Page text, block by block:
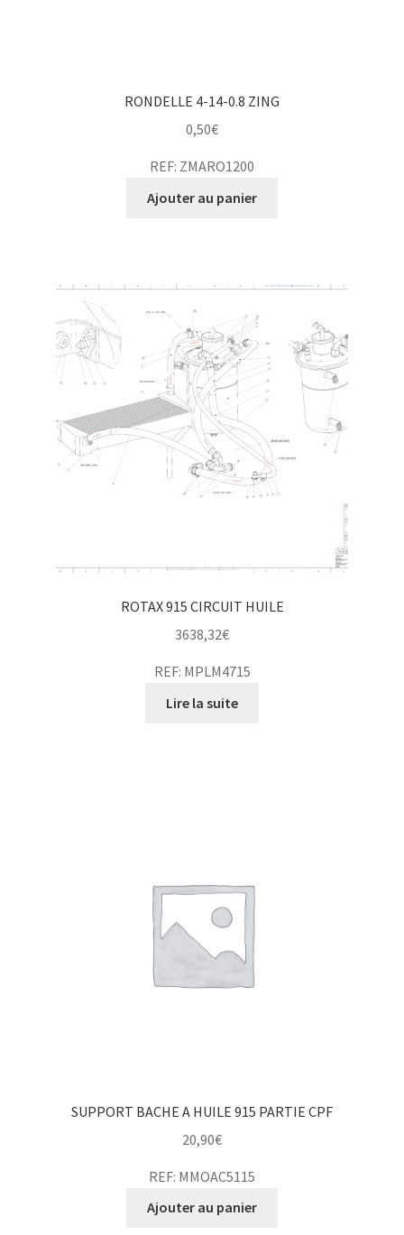
RONDELLE 4-14-0.8 ZING
0,50€
REF: ZMARO1200
Ajouter au panier
ROTAX 915 CIRCUIT HUILE
3638,32€
REF: MPLM4715
Lire la suite
SUPPORT BACHE A HUILE 915 PARTIE CPF
20,90€
REF: MMOAC5115
Ajouter au panier